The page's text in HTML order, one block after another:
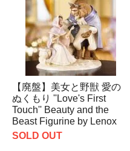
【廃盤】美女と野獣 愛の
ぬくもり ''Love's First
Touch'' Beauty and the
Beast Figurine by Lenox
SOLD OUT